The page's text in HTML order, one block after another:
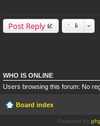
Post Reply
WHO IS ONLINE
Users browsing this forum: No
Board index
Powered by